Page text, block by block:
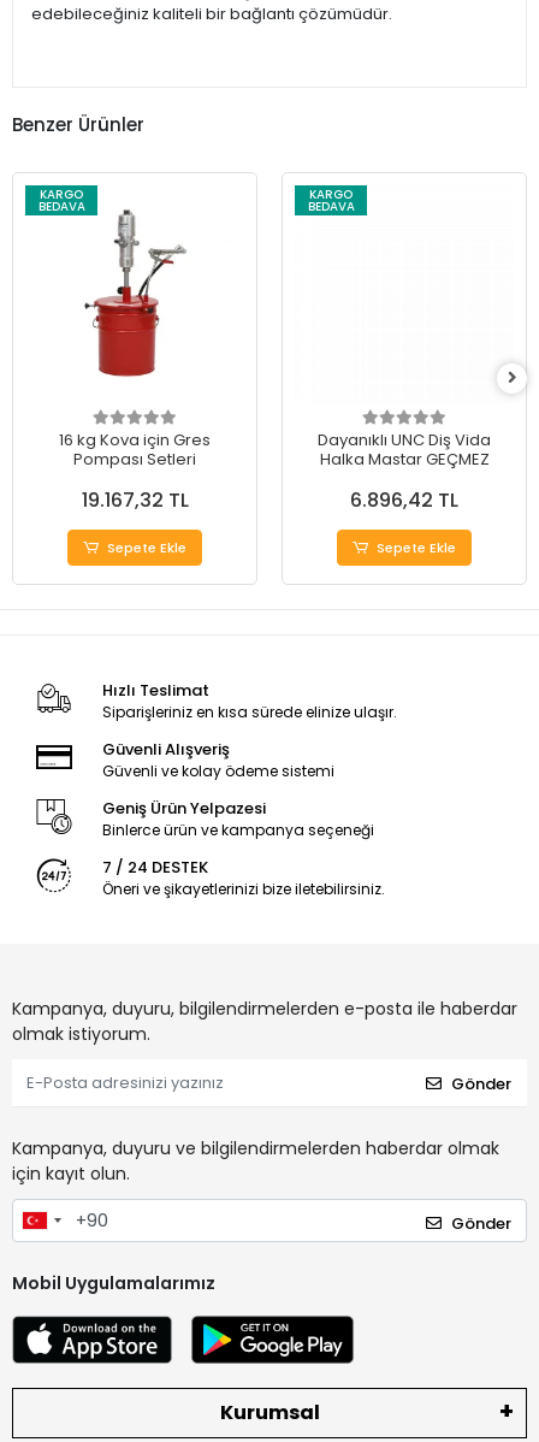
edebileceğiniz kaliteli bir bağlantı çözümüdür.
Benzer Ürünler
KARGO
BEDAVA
16 kg Kova için Gres
Pompası Setleri
19.167,32 TL
Sepete Ekle
KARGO
BEDAVA
Dayanıklı UNC Diş Vida
Halka Mastar GEÇMEZ
6.896,42 TL
Sepete Ekle
Hızlı Teslimat
Siparişleriniz en kısa sürede elinize ulaşır.
Güvenli Alışveriş
Güvenli ve kolay ödeme sistemi
Geniş Ürün Yelpazesi
Binlerce ürün ve kampanya seçeneği
7 / 24 DESTEK
Öneri ve şikayetlerinizi bize iletebilirsiniz.
Kampanya, duyuru, bilgilendirmelerden e-posta ile haberdar
olmak istiyorum.
Gönder
Kampanya, duyuru ve bilgilendirmelerden haberdar olmak
için kayıt olun.
Gönder
Mobil Uygulamalarımız
Kurumsal